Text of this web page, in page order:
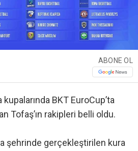
ABONE OL
BKT EuroCup’ta
Tofaş’ın rakipleri belli oldu.
şehrinde gerçekleştirilen kura